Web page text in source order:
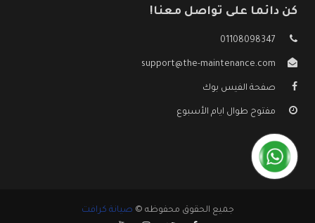
كن دائما على تواصل معنا!
01108098347
support@the-maintenance.com
صفحة الفيس بوك
مفتوح طوال ايام الأسبوع
جميع الحقوق محفوظه © صيانة كرافت